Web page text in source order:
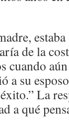
de la
cuando
a su
La
a qué